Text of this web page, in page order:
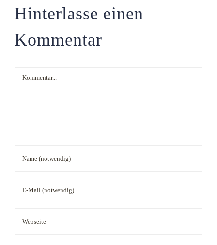
Hinterlasse einen
Kommentar
Kommentar